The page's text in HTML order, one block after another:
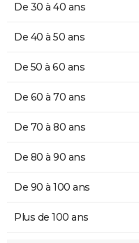
De 30 à 40 ans
De 40 à 50 ans
De 50 à 60 ans
De 60 à 70 ans
De 70 à 80 ans
De 80 à 90 ans
De 90 à 100 ans
Plus de 100 ans